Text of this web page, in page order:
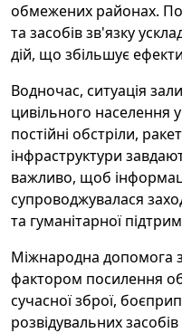
обмежених районах.
та засобів зв'язку
дій, що збільшує
Водночас, ситуація
цивільного населення
постійні обстріли,
інфраструктури
важливо, щоб
супроводжувалася
та гуманітарної
Міжнародна допомога
фактором посилення
сучасної зброї,
розвідувальних